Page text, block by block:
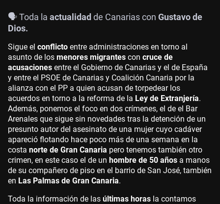
🗣️ Toda la actualidad de Canarias con Gustavo de
Dios.
Sigue el conflicto entre administraciones en torno al
asunto de los menores migrantes con cruce de
acusaciones entre el Gobierno de Canarias y el de España
y entre el PSOE de Canarias y Coalición Canaria por la
alianza con el PP a quien acusan de torpedear los
acuerdos en torno a la reforma de la Ley de Extranjería.
Además, ponemos el foco en dos crímenes, el de el Bar
Arenales que sigue sin novedades tras la detención de un
presunto autor del asesinato de una mujer cuyo cadáver
apareció flotando hace poco más de una semana en la
costa norte de Gran Canaria pero tenemos también otro
crimen, en este caso el de un hombre de 50 años a manos
de su compañero de piso en el barrio de San José, también
en Las Palmas de Gran Canaria.
Toda la información de las últimas horas la contamos